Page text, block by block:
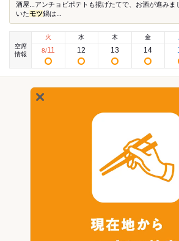
酒屋...アンチョビポテトも揚げたてで、お酒が進みま
いたモツ鍋は...
空席
情報
火
8/11
水
12
木
13
金
14